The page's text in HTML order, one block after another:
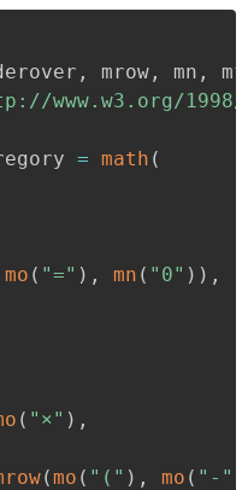
, mrow , mn ,
www.w3.org/1998/
= math (
mo ( "=" ) , mn ( "0" ) ) ,
( "×" ) ,
(mo ( "(" ) , mo ( "-"